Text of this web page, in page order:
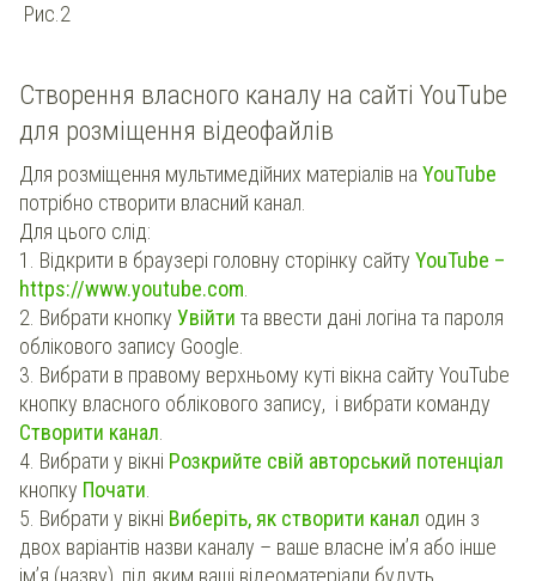
Рис.2
Створення власного каналу на сайті YouTube
для розміщення відеофайлів
Для розміщення мультимедійних матеріалів на YouTube
потрібно створити власний канал.
Для цього слід:
1. Відкрити в браузері головну сторінку сайту YouTube –
https://www.youtube.com
2. Вибрати кнопку Увійти та ввести дані логіна та пароля
облікового запису Google.
3. Вибрати в правому верхньому куті вікна сайту YouTube
кнопку власного облікового запису, і вибрати команду
Створити канал
4. Вибрати у вікні Розкрийте свій авторський потенціал
кнопку Почати
5. Вибрати у вікні Виберіть, як створити канал один з
двох варіантів назви каналу – ваше власне ім’я або інше
ім’я (назву), під яким ваші відеоматеріали будуть